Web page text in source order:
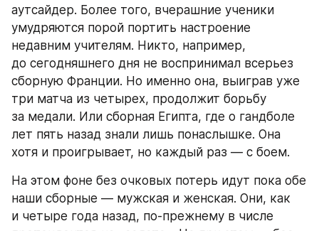
аутсайдер. Более того, вчерашние ученики
умудряются порой портить настроение
недавним учителям. Никто, например,
до сегодняшнего дня не воспринимал всерьез
сборную Франции. Но именно она, выиграв уже
три матча из четырех, продолжит борьбу
за медали. Или сборная Египта, где о гандболе
лет пять назад знали лишь понаслышке. Она
хотя и проигрывает, но каждый раз — с боем.
На этом фоне без очковых потерь идут пока обе
наши сборные — мужская и женская. Они, как
и четыре года назад, по-прежнему в числе